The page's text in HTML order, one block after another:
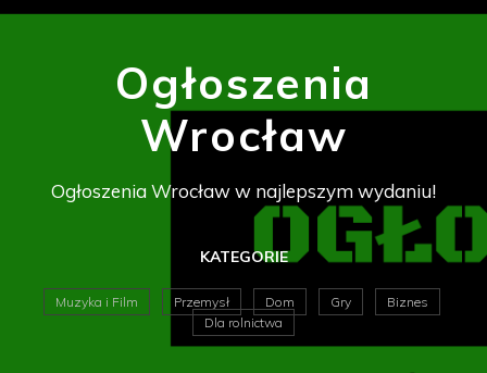
Ogłoszenia
Wrocław
Ogłoszenia Wrocław w najlepszym wydaniu!
KATEGORIE
Muzyka i Film Przemysł Dom Gry
Biznes
Dla rolnictwa